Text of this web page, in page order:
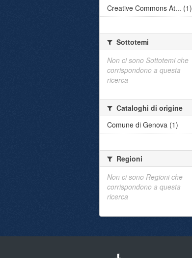
Creative Commons At... (1)
Sottotemi
Non ci sono Sottotemi che
corrispondono a questa
ricerca
Cataloghi di origine
Comune di Genova (1)
Regioni
Non ci sono Regioni che
corrispondono a questa
ricerca